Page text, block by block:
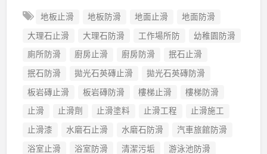
地板止滑 地板防滑 地面止滑
地面防滑
大理石止滑
大理石防滑 工作場所防
幼稚園防滑
廁所防滑
廚房止滑 廚房防滑
抿石止滑
抿石防滑
拋光石英磚止滑
拋光石英磚防滑
板岩磚止滑
板岩磚防滑 樓梯止滑
樓梯防滑
止滑
止滑劑 止滑塗料 止滑工程
止滑施工
止滑漆
水磨石止滑 水磨石防滑
汽車旅館防滑
浴室止滑
浴室防滑 清潔污垢
游泳池防滑